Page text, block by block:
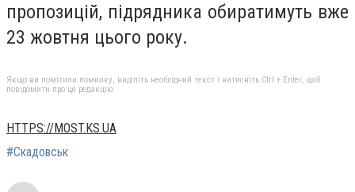
пропозицій, підрядника обиратимуть вже
23 жовтня цього року.
Якщо ви помітили помилку, виділіть необхідний текст і натисніть Ctrl + Enter, щоб
повідомити про це редакцію
HTTPS://MOST.KS.UA
#Скадовськ